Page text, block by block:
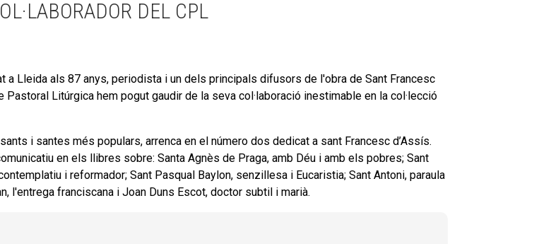
DEL CPL
a Lleida als 87 anys, periodista i un dels principals difusors de l'obra de Sant Francesc
Litúrgica hem pogut gaudir de la seva col·laboració inestimable en la col·lecció
i santes més populars, arrenca en el número dos dedicat a sant Francesc d’Assís.
en els llibres sobre: Santa Agnès de Praga, amb Déu i amb els pobres; Sant
i reformador; Sant Pasqual Baylon, senzillesa i Eucaristia; Sant Antoni, paraula
l'entrega franciscana i Joan Duns Escot, doctor subtil i marià.